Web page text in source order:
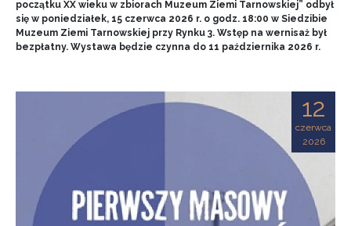
początku XX wieku w zbiorach Muzeum Ziemi Tarnowskiej” odbył
się w poniedziałek, 15 czerwca 2026 r. o godz. 18:00 w Siedzibie
Muzeum Ziemi Tarnowskiej przy Rynku 3. Wstęp na wernisaż był
bezpłatny. Wystawa będzie czynna do 11 października 2026 r.
12
czerwca
2026